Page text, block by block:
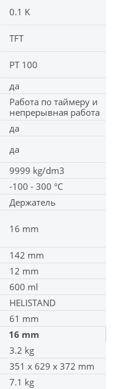
0.1 K
TFT
PT 100
да
Работа по таймеру и
непрерывная работа
да
да
9999 kg/dm3
-100 - 300 °C
Держатель
16 mm
142 mm
12 mm
600 ml
HELISTAND
61 mm
16 mm
3.2 kg
351 x 629 x 372 mm
7.1 kg